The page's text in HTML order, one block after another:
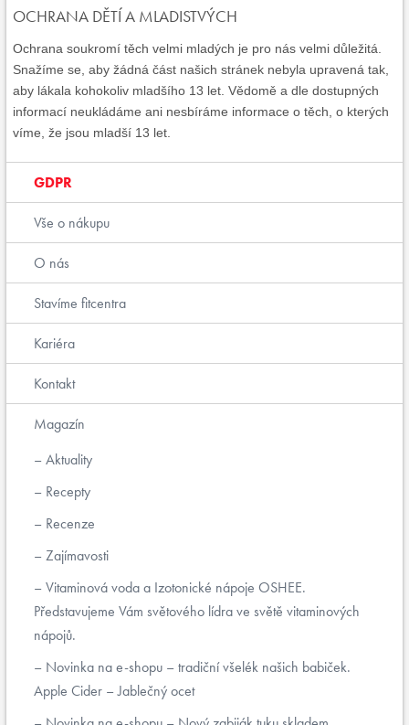
OCHRANA DĚTÍ A MLADISTVÝCH
Ochrana soukromí těch velmi mladých je pro nás velmi důležitá.
Snažíme se, aby žádná část našich stránek nebyla upravená tak,
aby lákala kohokoliv mladšího 13 let. Vědomě a dle dostupných
informací neukládáme ani nesbíráme informace o těch, o kterých
víme, že jsou mladší 13 let.
GDPR
Vše o nákupu
O nás
Stavíme fitcentra
Kariéra
Kontakt
Magazín
Aktuality
Recepty
Recenze
Zajímavosti
Vitaminová voda a Izotonické nápoje OSHEE.
Představujeme Vám světového lídra ve světě vitaminových
nápojů.
Novinka na e-shopu – tradiční všelék našich babiček.
Apple Cider – Jablečný ocet